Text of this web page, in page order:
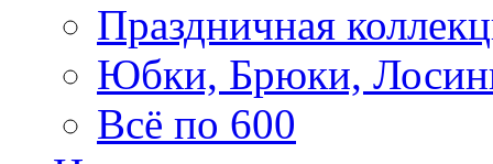
Праздничная
Юбки, Брюки,
Всё по 600